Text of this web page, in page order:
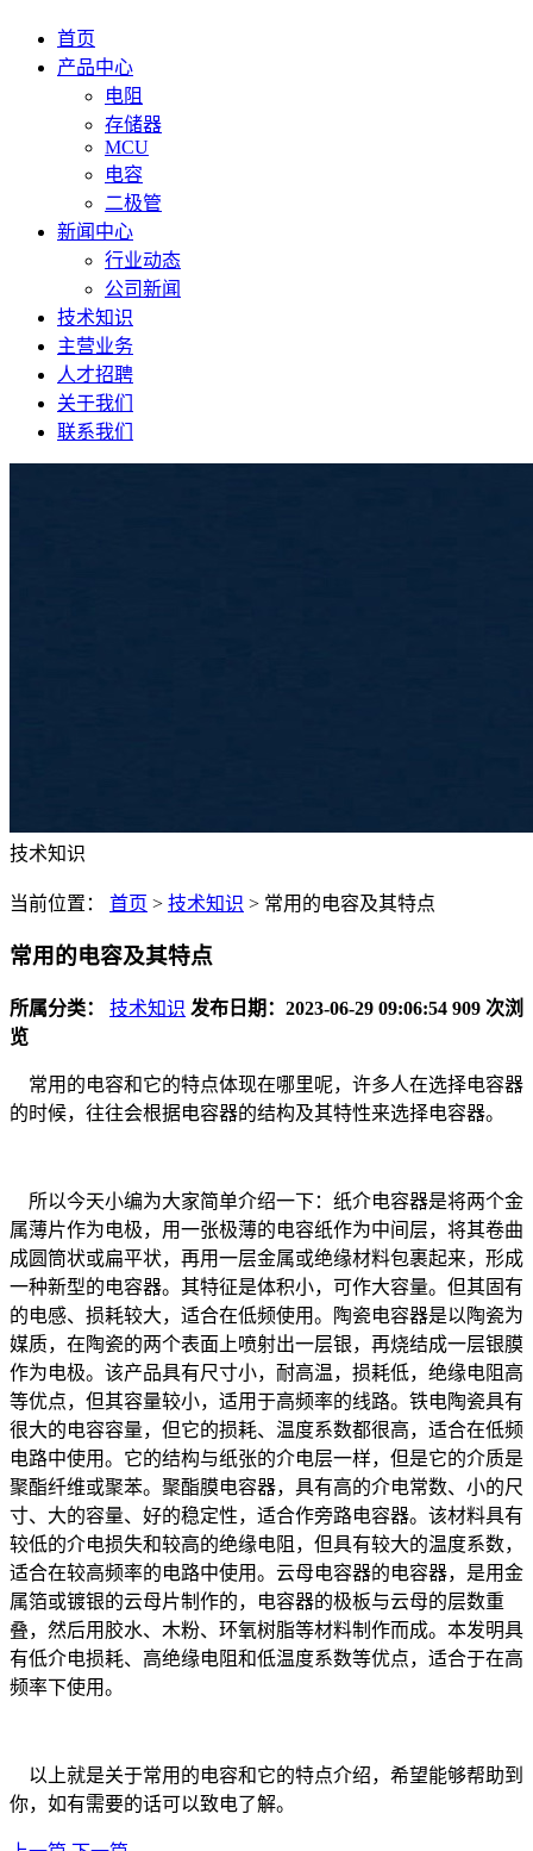
首页
产品中心
电阻
存储器
MCU
电容
二极管
新闻中心
行业动态
公司新闻
技术知识
主营业务
人才招聘
关于我们
联系我们
技术知识
当前位置： 首页 > 技术知识 > 常用的电容及其特点
常用的电容及其特点
所属分类： 技术知识 发布日期：2023-06-29 09:06:54 909 次浏
览
常用的电容和它的特点体现在哪里呢，许多人在选择电容器
的时候，往往会根据电容器的结构及其特性来选择电容器。
所以今天小编为大家简单介绍一下：纸介电容器是将两个金
属薄片作为电极，用一张极薄的电容纸作为中间层，将其卷曲
成圆筒状或扁平状，再用一层金属或绝缘材料包裹起来，形成
一种新型的电容器。其特征是体积小，可作大容量。但其固有
的电感、损耗较大，适合在低频使用。陶瓷电容器是以陶瓷为
媒质，在陶瓷的两个表面上喷射出一层银，再烧结成一层银膜
作为电极。该产品具有尺寸小，耐高温，损耗低，绝缘电阻高
等优点，但其容量较小，适用于高频率的线路。铁电陶瓷具有
很大的电容容量，但它的损耗、温度系数都很高，适合在低频
电路中使用。它的结构与纸张的介电层一样，但是它的介质是
聚酯纤维或聚苯。聚酯膜电容器，具有高的介电常数、小的尺
寸、大的容量、好的稳定性，适合作旁路电容器。该材料具有
较低的介电损失和较高的绝缘电阻，但具有较大的温度系数，
适合在较高频率的电路中使用。云母电容器的电容器，是用金
属箔或镀银的云母片制作的，电容器的极板与云母的层数重
叠，然后用胶水、木粉、环氧树脂等材料制作而成。本发明具
有低介电损耗、高绝缘电阻和低温度系数等优点，适合于在高
频率下使用。
以上就是关于常用的电容和它的特点介绍，希望能够帮助到
你，如有需要的话可以致电了解。